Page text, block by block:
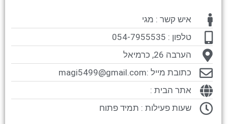
איש קשר : מגי
טלפון : 054-7955535
הערבה 26, כרמיאל
כתובת מייל :magi5499@gmail.com
אתר הבית :
שעות פעילות : תמיד פתוח